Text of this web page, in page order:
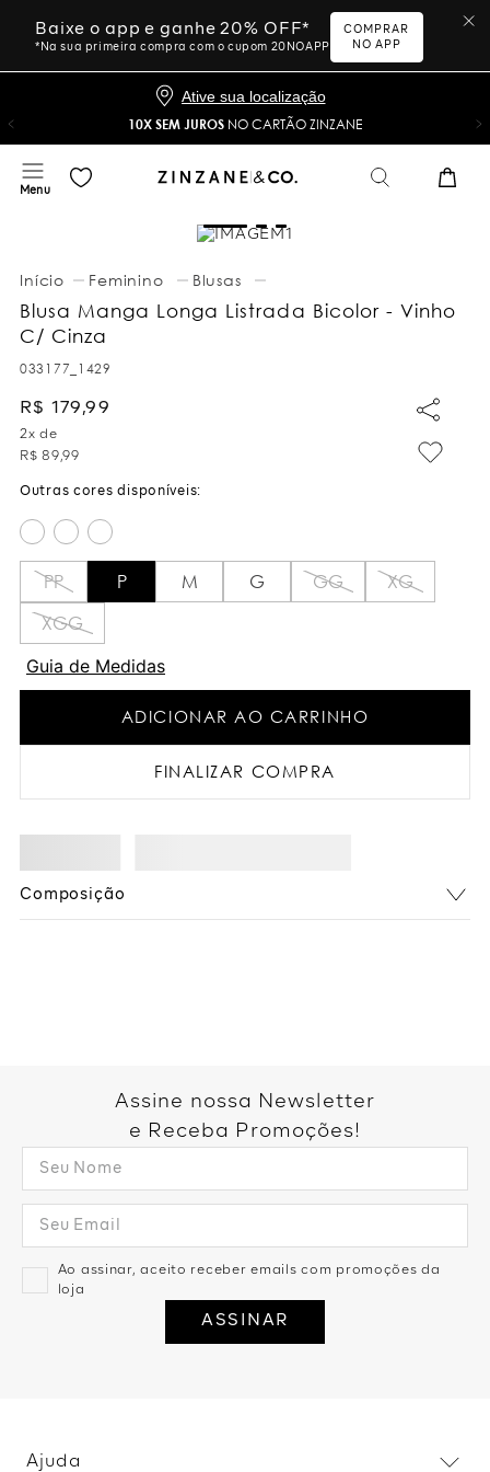
Baixe o app e ganhe 20% OFF*
*Na sua primeira compra com o cupom 20NOAPP
COMPRAR
NO APP
Ative sua localização
10X SEM JUROS NO CARTÃO ZINZANE
Feminino Blusas
Blusa Manga Longa Listrada Bicolor - Vinho
C/ Cinza
033177_1429
R$ 179,99
2x de
R$ 89,99
PP P M G GG
XG
XGG
Guia de Medidas
ADICIONAR AO CARRINHO
FINALIZAR COMPRA
Composição
Assine nossa Newsletter
e Receba Promoções!
Ao assinar, aceito receber emails com promoções da
loja
ASSINAR
Ajuda